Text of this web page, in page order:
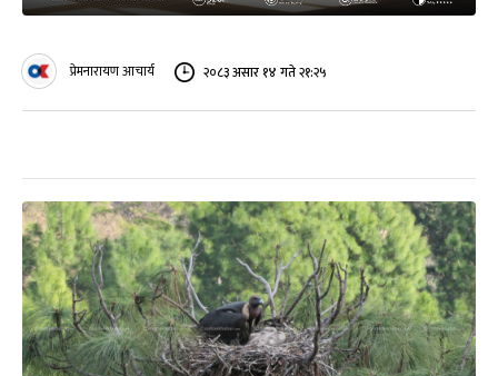
प्रेमनारायण आचार्य २०८३ असार १४ गते २१:२५